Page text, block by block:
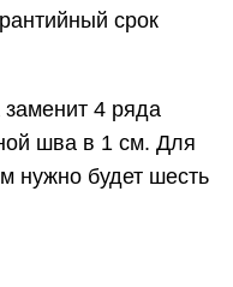
срок
4 ряда
шва в 1 см. Для
нужно будет шесть